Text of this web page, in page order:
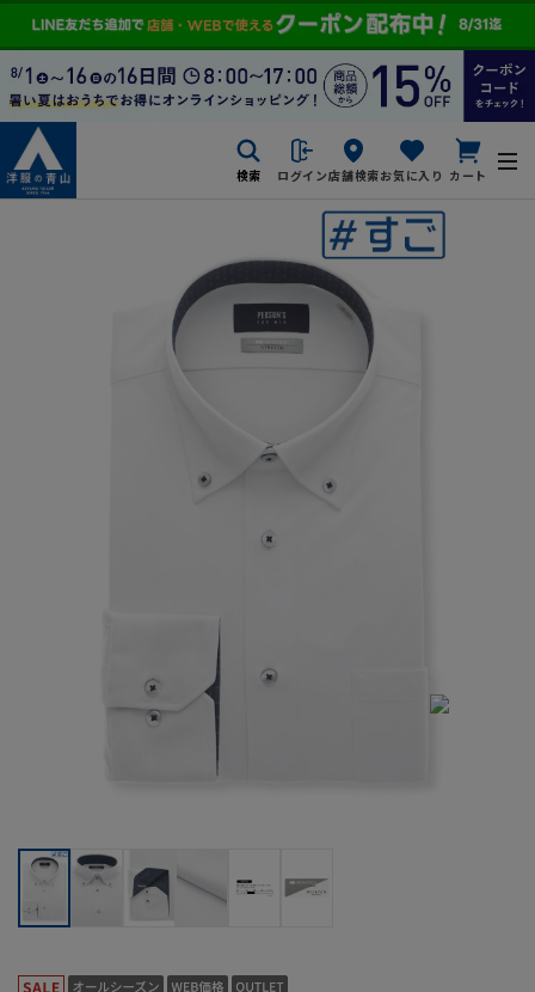
検索 ログイン店舗検索お気に入り カート